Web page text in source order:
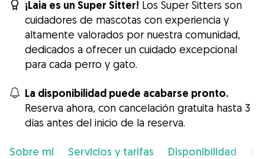
¡Laia es un Super Sitter! Los Super Sitters son
cuidadores de mascotas con experiencia y
altamente valorados por nuestra comunidad,
dedicados a ofrecer un cuidado excepcional
para cada perro y gato.
La disponibilidad puede acabarse pronto.
Reserva ahora, con cancelación gratuita hasta 3
días antes del inicio de la reserva.
Sobre mí Servicios y tarifas Disponibilidad